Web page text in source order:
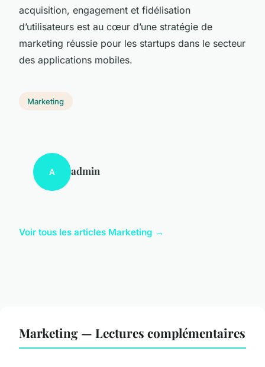
acquisition, engagement et fidélisation
d’utilisateurs est au cœur d’une stratégie de
marketing réussie pour les startups dans le secteur
des applications mobiles.
Marketing
A admin
Voir tous les articles Marketing →
Marketing — Lectures complémentaires